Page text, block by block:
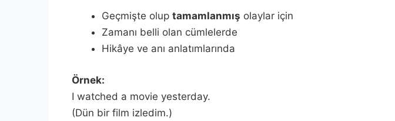
Geçmişte olup tamamlanmış olaylar için
Zamanı belli olan cümlelerde
Hikâye ve anı anlatımlarında
Örnek:
I watched a movie yesterday.
(Dün bir film izledim.)